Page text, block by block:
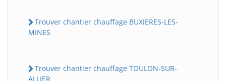
Trouver chantier chauffage BUXIERES-LES-
MINES
Trouver chantier chauffage TOULON-SUR-
ALLIER